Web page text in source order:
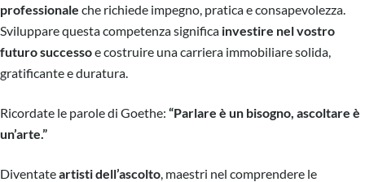
professionale che richiede impegno, pratica e consapevolezza.
Sviluppare questa competenza significa investire nel vostro
futuro successoe costruire una carriera immobiliare solida,
gratificante e duratura.
Ricordate le parole di Goethe: “Parlare è un bisogno, ascoltare è
un’arte.”
Diventateartisti dell’ascolto , maestri nel comprendere le